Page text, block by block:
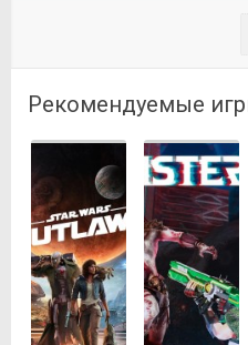
Рекомендуемые